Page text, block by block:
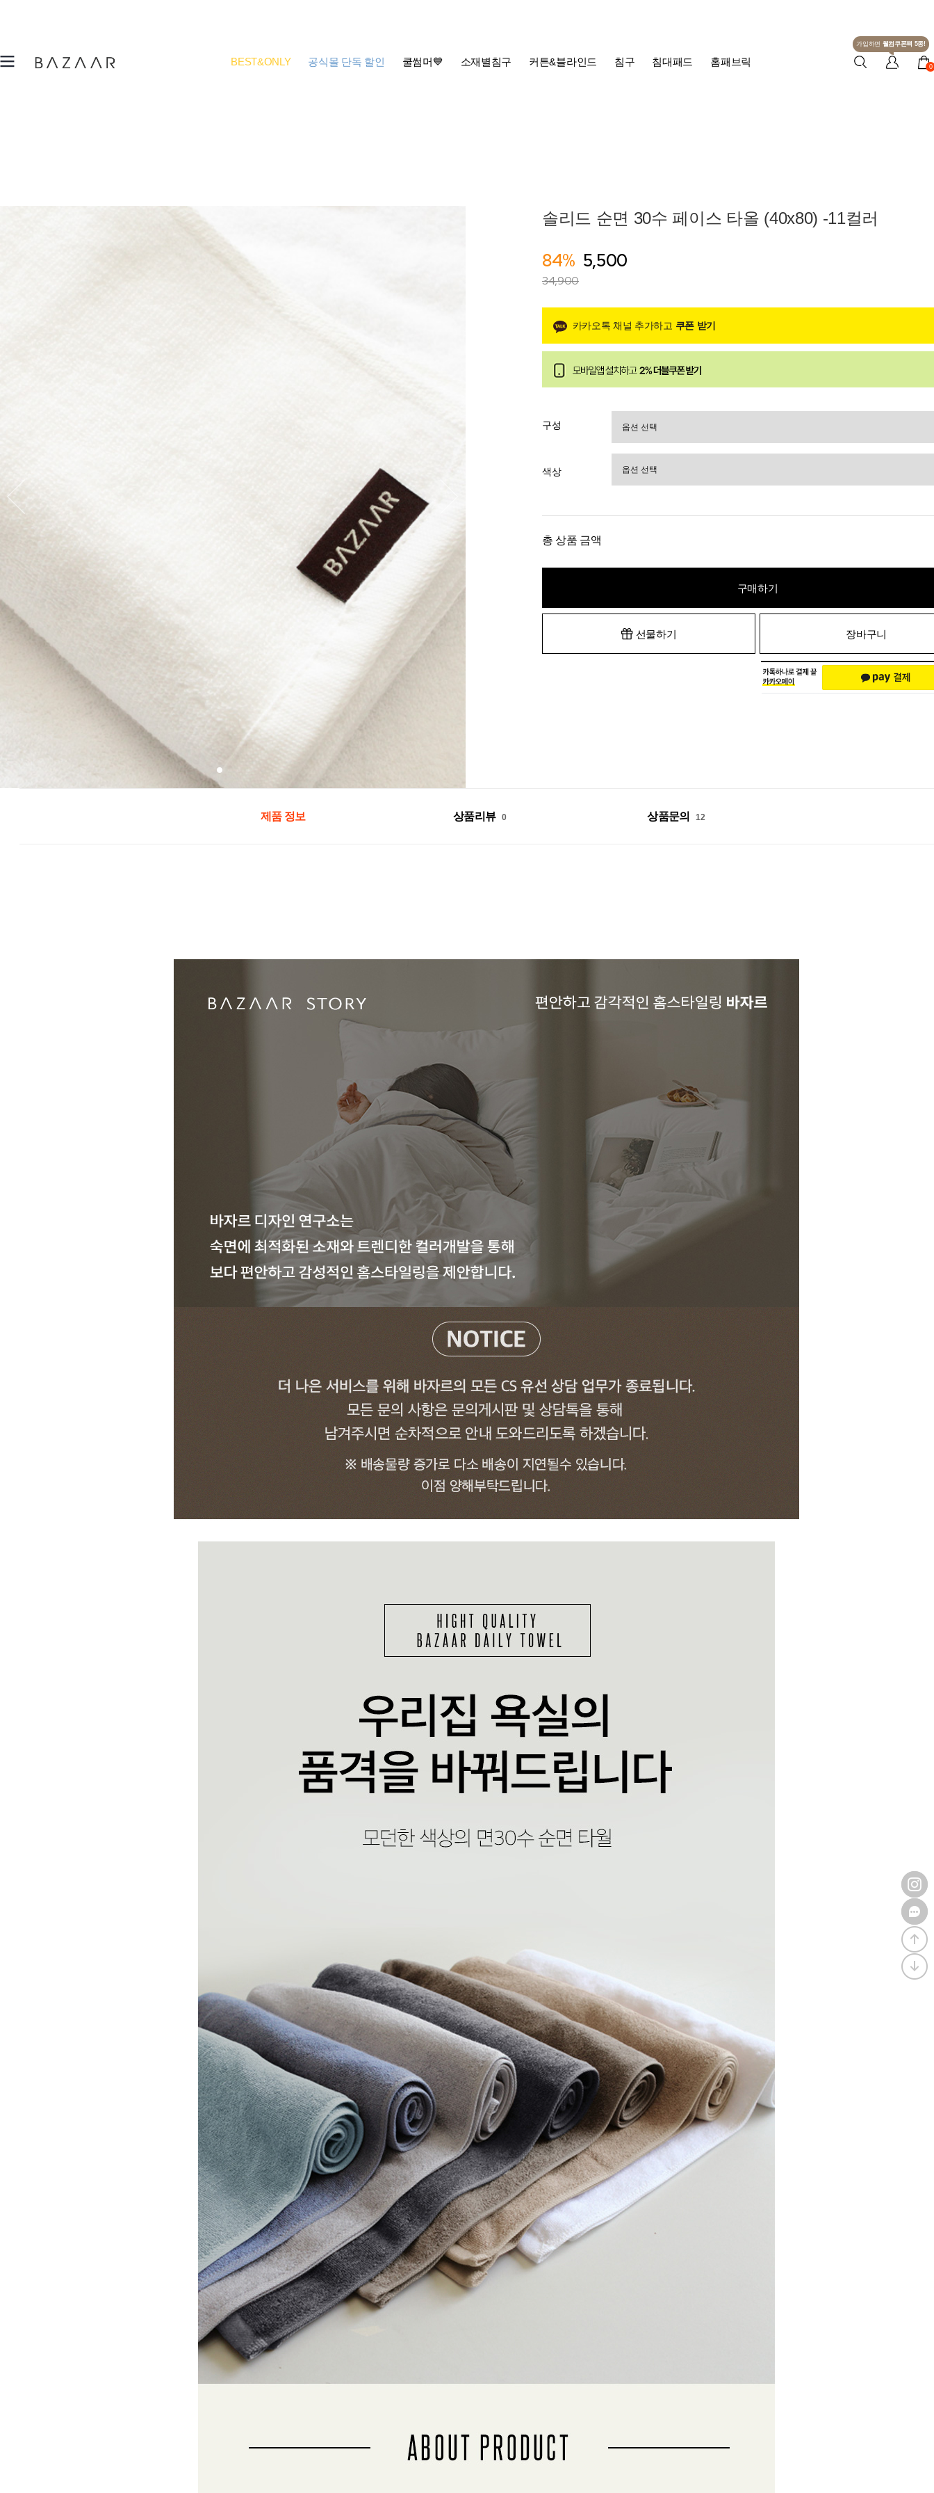
BEST&ONLY 공식몰 단독 할인 쿨썸머💙 소재별침구 커튼&블라인드 침구 침대패드 홈패브릭
가입하면 웰컴쿠폰팩 5종!
0
솔리드 순면 30수 페이스 타올 (40x80) -11컬러
84% 5,500
34,900
카카오톡 채널 추가하고 쿠폰 받기
구성
색상
총 상품 금액
구매하기
선물하기 장바구니
제품 정보 상품리뷰 0 상품문의 12